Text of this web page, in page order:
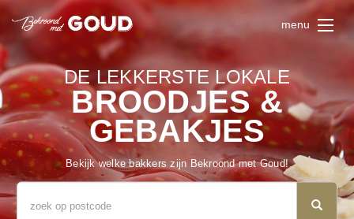
menu
DE LEKKERSTE LOKALE
BROODJES &
GEBAKJES
Bekijk welke bakkers zijn Bekroond met Goud!